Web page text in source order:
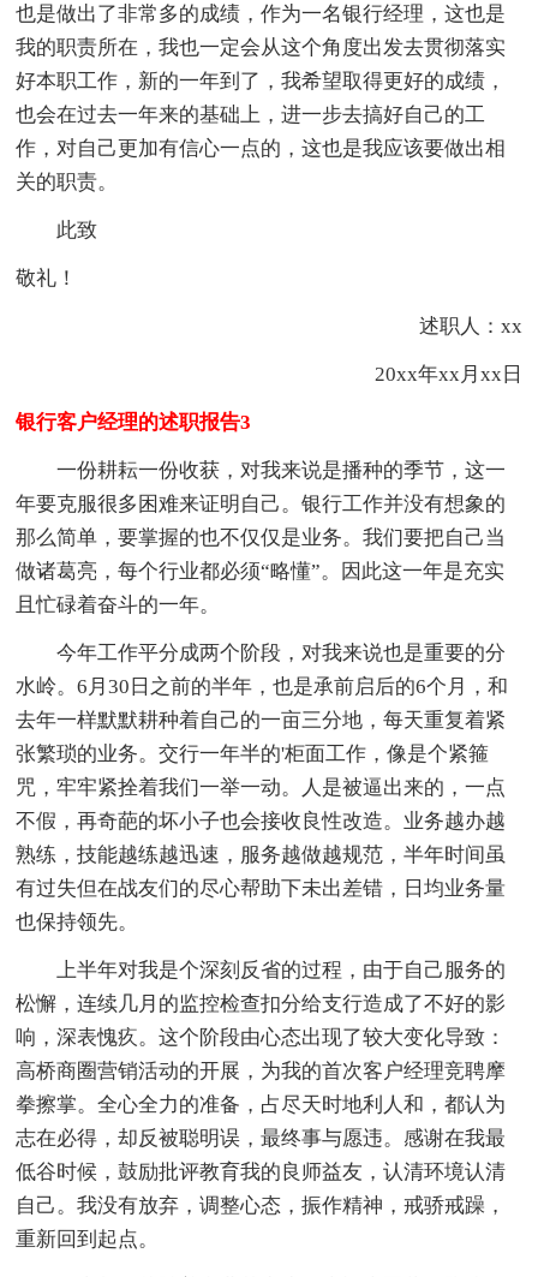
也是做出了非常多的成绩，作为一名银行经理，这也是
我的职责所在，我也一定会从这个角度出发去贯彻落实
好本职工作，新的一年到了，我希望取得更好的成绩，
也会在过去一年来的基础上，进一步去搞好自己的工
作，对自己更加有信心一点的，这也是我应该要做出相
关的职责。
此致
敬礼！
述职人：xx
20xx年xx月xx日
银行客户经理的述职报告3
一份耕耘一份收获，对我来说是播种的季节，这一
年要克服很多困难来证明自己。银行工作并没有想象的
那么简单，要掌握的也不仅仅是业务。我们要把自己当
做诸葛亮，每个行业都必须“略懂”。因此这一年是充实
且忙碌着奋斗的一年。
今年工作平分成两个阶段，对我来说也是重要的分
水岭。6月30日之前的半年，也是承前启后的6个月，和
去年一样默默耕种着自己的一亩三分地，每天重复着紧
张繁琐的业务。交行一年半的'柜面工作，像是个紧箍
咒，牢牢紧拴着我们一举一动。人是被逼出来的，一点
不假，再奇葩的坏小子也会接收良性改造。业务越办越
熟练，技能越练越迅速，服务越做越规范，半年时间虽
有过失但在战友们的尽心帮助下未出差错，日均业务量
也保持领先。
上半年对我是个深刻反省的过程，由于自己服务的
松懈，连续几月的监控检查扣分给支行造成了不好的影
响，深表愧疚。这个阶段由心态出现了较大变化导致：
高桥商圈营销活动的开展，为我的首次客户经理竞聘摩
拳擦掌。全心全力的准备，占尽天时地利人和，都认为
志在必得，却反被聪明误，最终事与愿违。感谢在我最
低谷时候，鼓励批评教育我的良师益友，认清环境认清
自己。我没有放弃，调整心态，振作精神，戒骄戒躁，
重新回到起点。